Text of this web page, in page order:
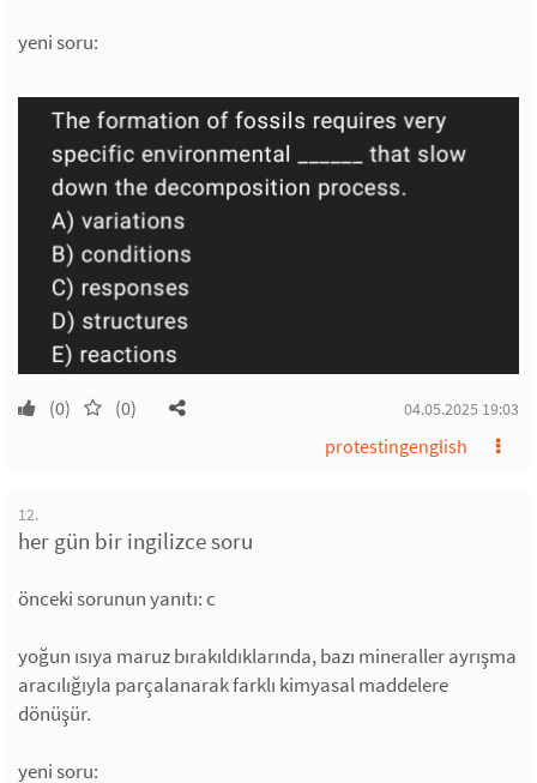
yeni soru:
(0) (0) 04.05.2025 19:03
protestingenglish
12.
her gün bir ingilizce soru
önceki sorunun yanıtı: c
yoğun ısıya maruz bırakıldıklarında, bazı mineraller ayrışma
aracılığıyla parçalanarak farklı kimyasal maddelere
dönüşür.
yeni soru: